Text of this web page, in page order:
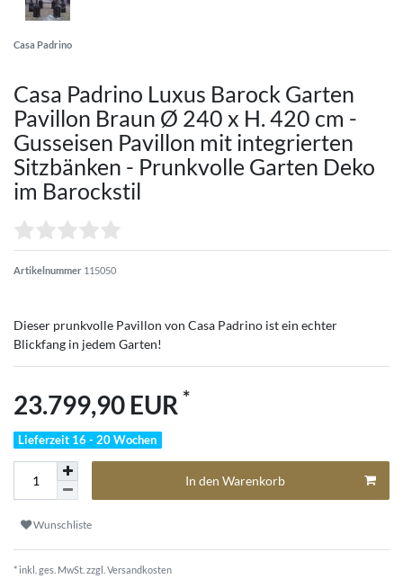
Casa Padrino
Casa Padrino Luxus Barock Garten
Pavillon Braun Ø 240 x H. 420 cm -
Gusseisen Pavillon mit integrierten
Sitzbänken - Prunkvolle Garten Deko
im Barockstil
Artikelnummer 115050
Dieser prunkvolle Pavillon von Casa Padrino ist ein echter
Blickfang in jedem Garten!
23.799,90 EUR *
Lieferzeit 16 - 20 Wochen
In den Warenkorb
Wunschliste
* inkl. ges. MwSt. zzgl. Versandkosten